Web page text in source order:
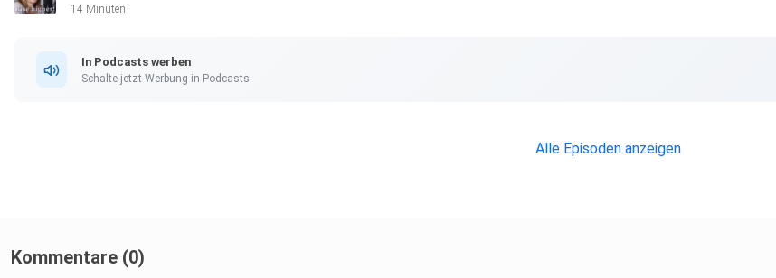
Namaste,
14 Minuten
In Podcasts werben
Schalte jetzt Werbung in Podcasts.
Alle Episoden anzeigen
Kommentare (0)